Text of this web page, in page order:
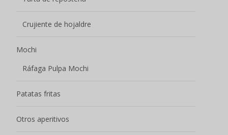
Crujiente de hojaldre
Mochi
Ráfaga Pulpa Mochi
Patatas fritas
Otros aperitivos